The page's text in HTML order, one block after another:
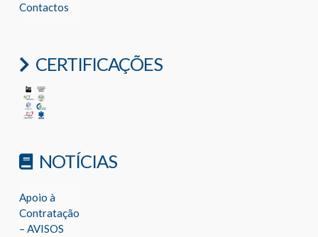
Contactos
CERTIFICAÇÕES
NOTÍCIAS
Apoio à
Contratação
– AVISOS